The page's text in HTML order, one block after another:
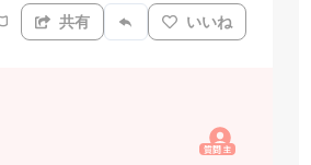
共有 いいね
質問主